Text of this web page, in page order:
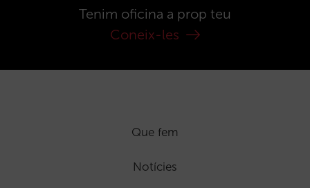
Tenim oficina a prop teu
Coneix-les
Que fem
Notícies